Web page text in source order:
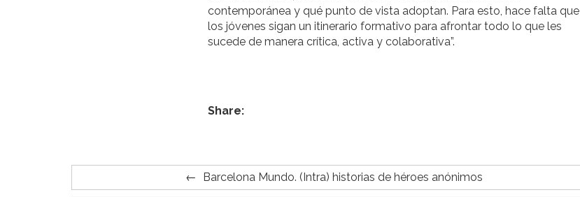
contemporánea y qué punto de vista adoptan. Para esto, hace falta que
los jóvenes sigan un itinerario formativo para afrontar todo lo que les
sucede de manera crítica, activa y colaborativa”.
Share:
Barcelona Mundo. (Intra) historias de héroes anónimos